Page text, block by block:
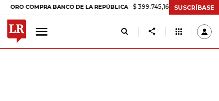
COMPRA BANCO DE LA REPÚBLICA $ 399.745,16 +$ 2.295,71 +0,58%
SUSCRÍBASE